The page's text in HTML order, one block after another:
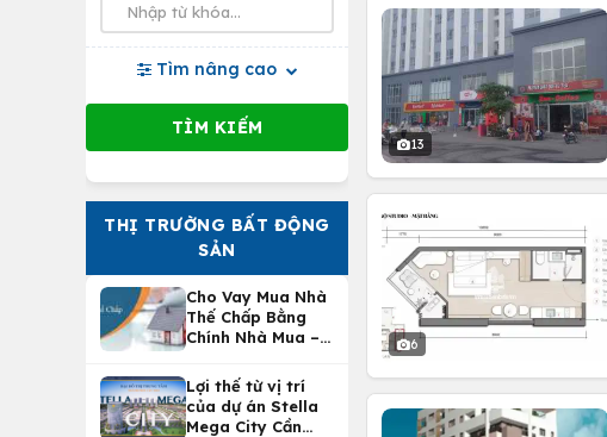
Tìm nâng cao
THỊ TRƯỜNG BẤT ĐỘNG
SẢN
Cho Vay Mua Nhà
Thế Chấp Bằng
Chính Nhà Mua –
Nhà Tại
Vietcombank
Lợi thế từ vị trí
của dự án Stella
Mega City Cần
13
6